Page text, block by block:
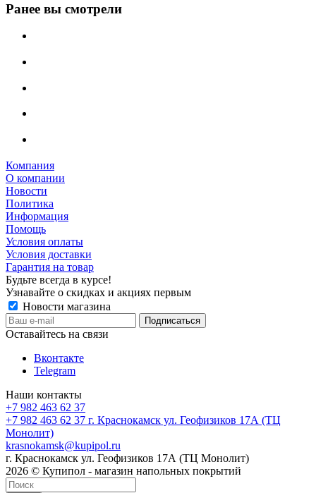
Ранее вы смотрели
Компания
О компании
Новости
Политика
Информация
Помощь
Условия оплаты
Условия доставки
Гарантия на товар
Будьте всегда в курсе!
Узнавайте о скидках и акциях первым
Новости магазина
Оставайтесь на связи
Вконтакте
Telegram
Наши контакты
+7 982 463 62 37
+7 982 463 62 37 г. Краснокамск ул. Геофизиков 17А (ТЦ
Монолит)
krasnokamsk@kupipol.ru
г. Краснокамск ул. Геофизиков 17А (ТЦ Монолит)
2026 © Купипол - магазин напольных покрытий